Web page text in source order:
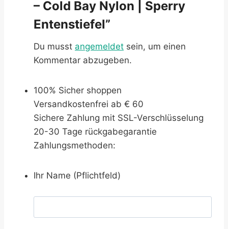
– Cold Bay Nylon | Sperry
Entenstiefel”
Du musst angemeldet sein, um einen
Kommentar abzugeben.
100% Sicher shoppen
Versandkostenfrei ab € 60
Sichere Zahlung mit SSL-Verschlüsselung
20-30 Tage rückgabegarantie
Zahlungsmethoden:
Ihr Name (Pflichtfeld)